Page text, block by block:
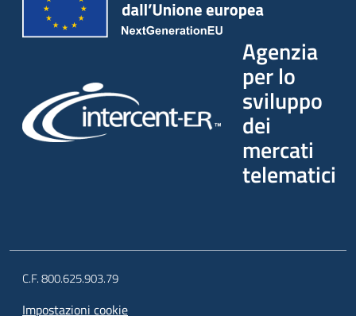
Agenzia
per lo
sviluppo
dei
mercati
telematici
C.F. 800.625.903.79
Impostazioni cookie